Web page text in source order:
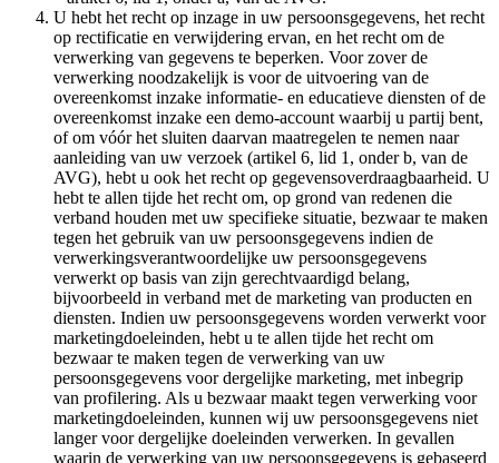
U hebt het recht op inzage in uw persoonsgegevens, het recht
op rectificatie en verwijdering ervan, en het recht om de
verwerking van gegevens te beperken. Voor zover de
verwerking noodzakelijk is voor de uitvoering van de
overeenkomst inzake informatie- en educatieve diensten of de
overeenkomst inzake een demo-account waarbij u partij bent,
of om vóór het sluiten daarvan maatregelen te nemen naar
aanleiding van uw verzoek (artikel 6, lid 1, onder b, van de
AVG), hebt u ook het recht op gegevensoverdraagbaarheid. U
hebt te allen tijde het recht om, op grond van redenen die
verband houden met uw specifieke situatie, bezwaar te maken
tegen het gebruik van uw persoonsgegevens indien de
verwerkingsverantwoordelijke uw persoonsgegevens
verwerkt op basis van zijn gerechtvaardigd belang,
bijvoorbeeld in verband met de marketing van producten en
diensten. Indien uw persoonsgegevens worden verwerkt voor
marketingdoeleinden, hebt u te allen tijde het recht om
bezwaar te maken tegen de verwerking van uw
persoonsgegevens voor dergelijke marketing, met inbegrip
van profilering. Als u bezwaar maakt tegen verwerking voor
marketingdoeleinden, kunnen wij uw persoonsgegevens niet
langer voor dergelijke doeleinden verwerken. In gevallen
waarin de verwerking van uw persoonsgegevens is gebaseerd